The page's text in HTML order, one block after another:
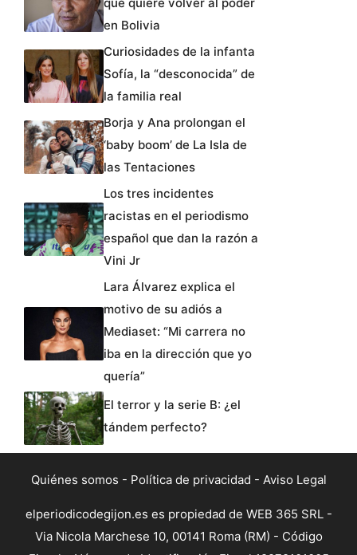
en Bolivia
Curiosidades de la infanta
Sofía, la “desconocida” de
la familia real
Borja y Ana prolongan el
‘baby boom’ de La Isla de
las Tentaciones
Los tres incidentes
racistas en el periodismo
español que dan la razón a
Vini Jr
Lara Álvarez explica el
motivo de su adiós a
Mediaset: “Mi carrera no
iba en la dirección que yo
quería”
El terror y la serie B: ¿el
tándem perfecto?
Quiénes somos - Política de privacidad - Aviso Legal
elperiodicodegijon.es es propiedad de WEB 365 SRL -
Via Nicola Marchese 10, 00141 Roma (RM) - Código